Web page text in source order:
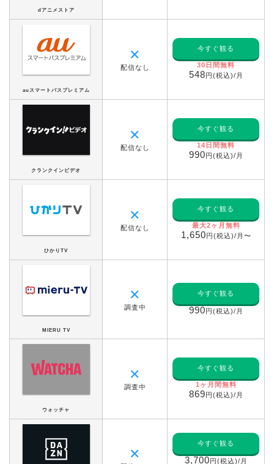
dアニメストア
auスマートパスプレミアム
✕
配信なし
今すぐ観る
30日間無料
548円(税込)/月
クランクインビデオ
✕
配信なし
今すぐ観る
14日間無料
990円(税込)/月
ひかりTV
✕
配信なし
今すぐ観る
最大2ヶ月無料
1,650円(税込)/月〜
MIERU TV
✕
調査中
今すぐ観る
990円(税込)/月
ウォッチャ
✕
調査中
今すぐ観る
1ヶ月間無料
869円(税込)/月
✕
今すぐ観る
3,700円(税込)/月